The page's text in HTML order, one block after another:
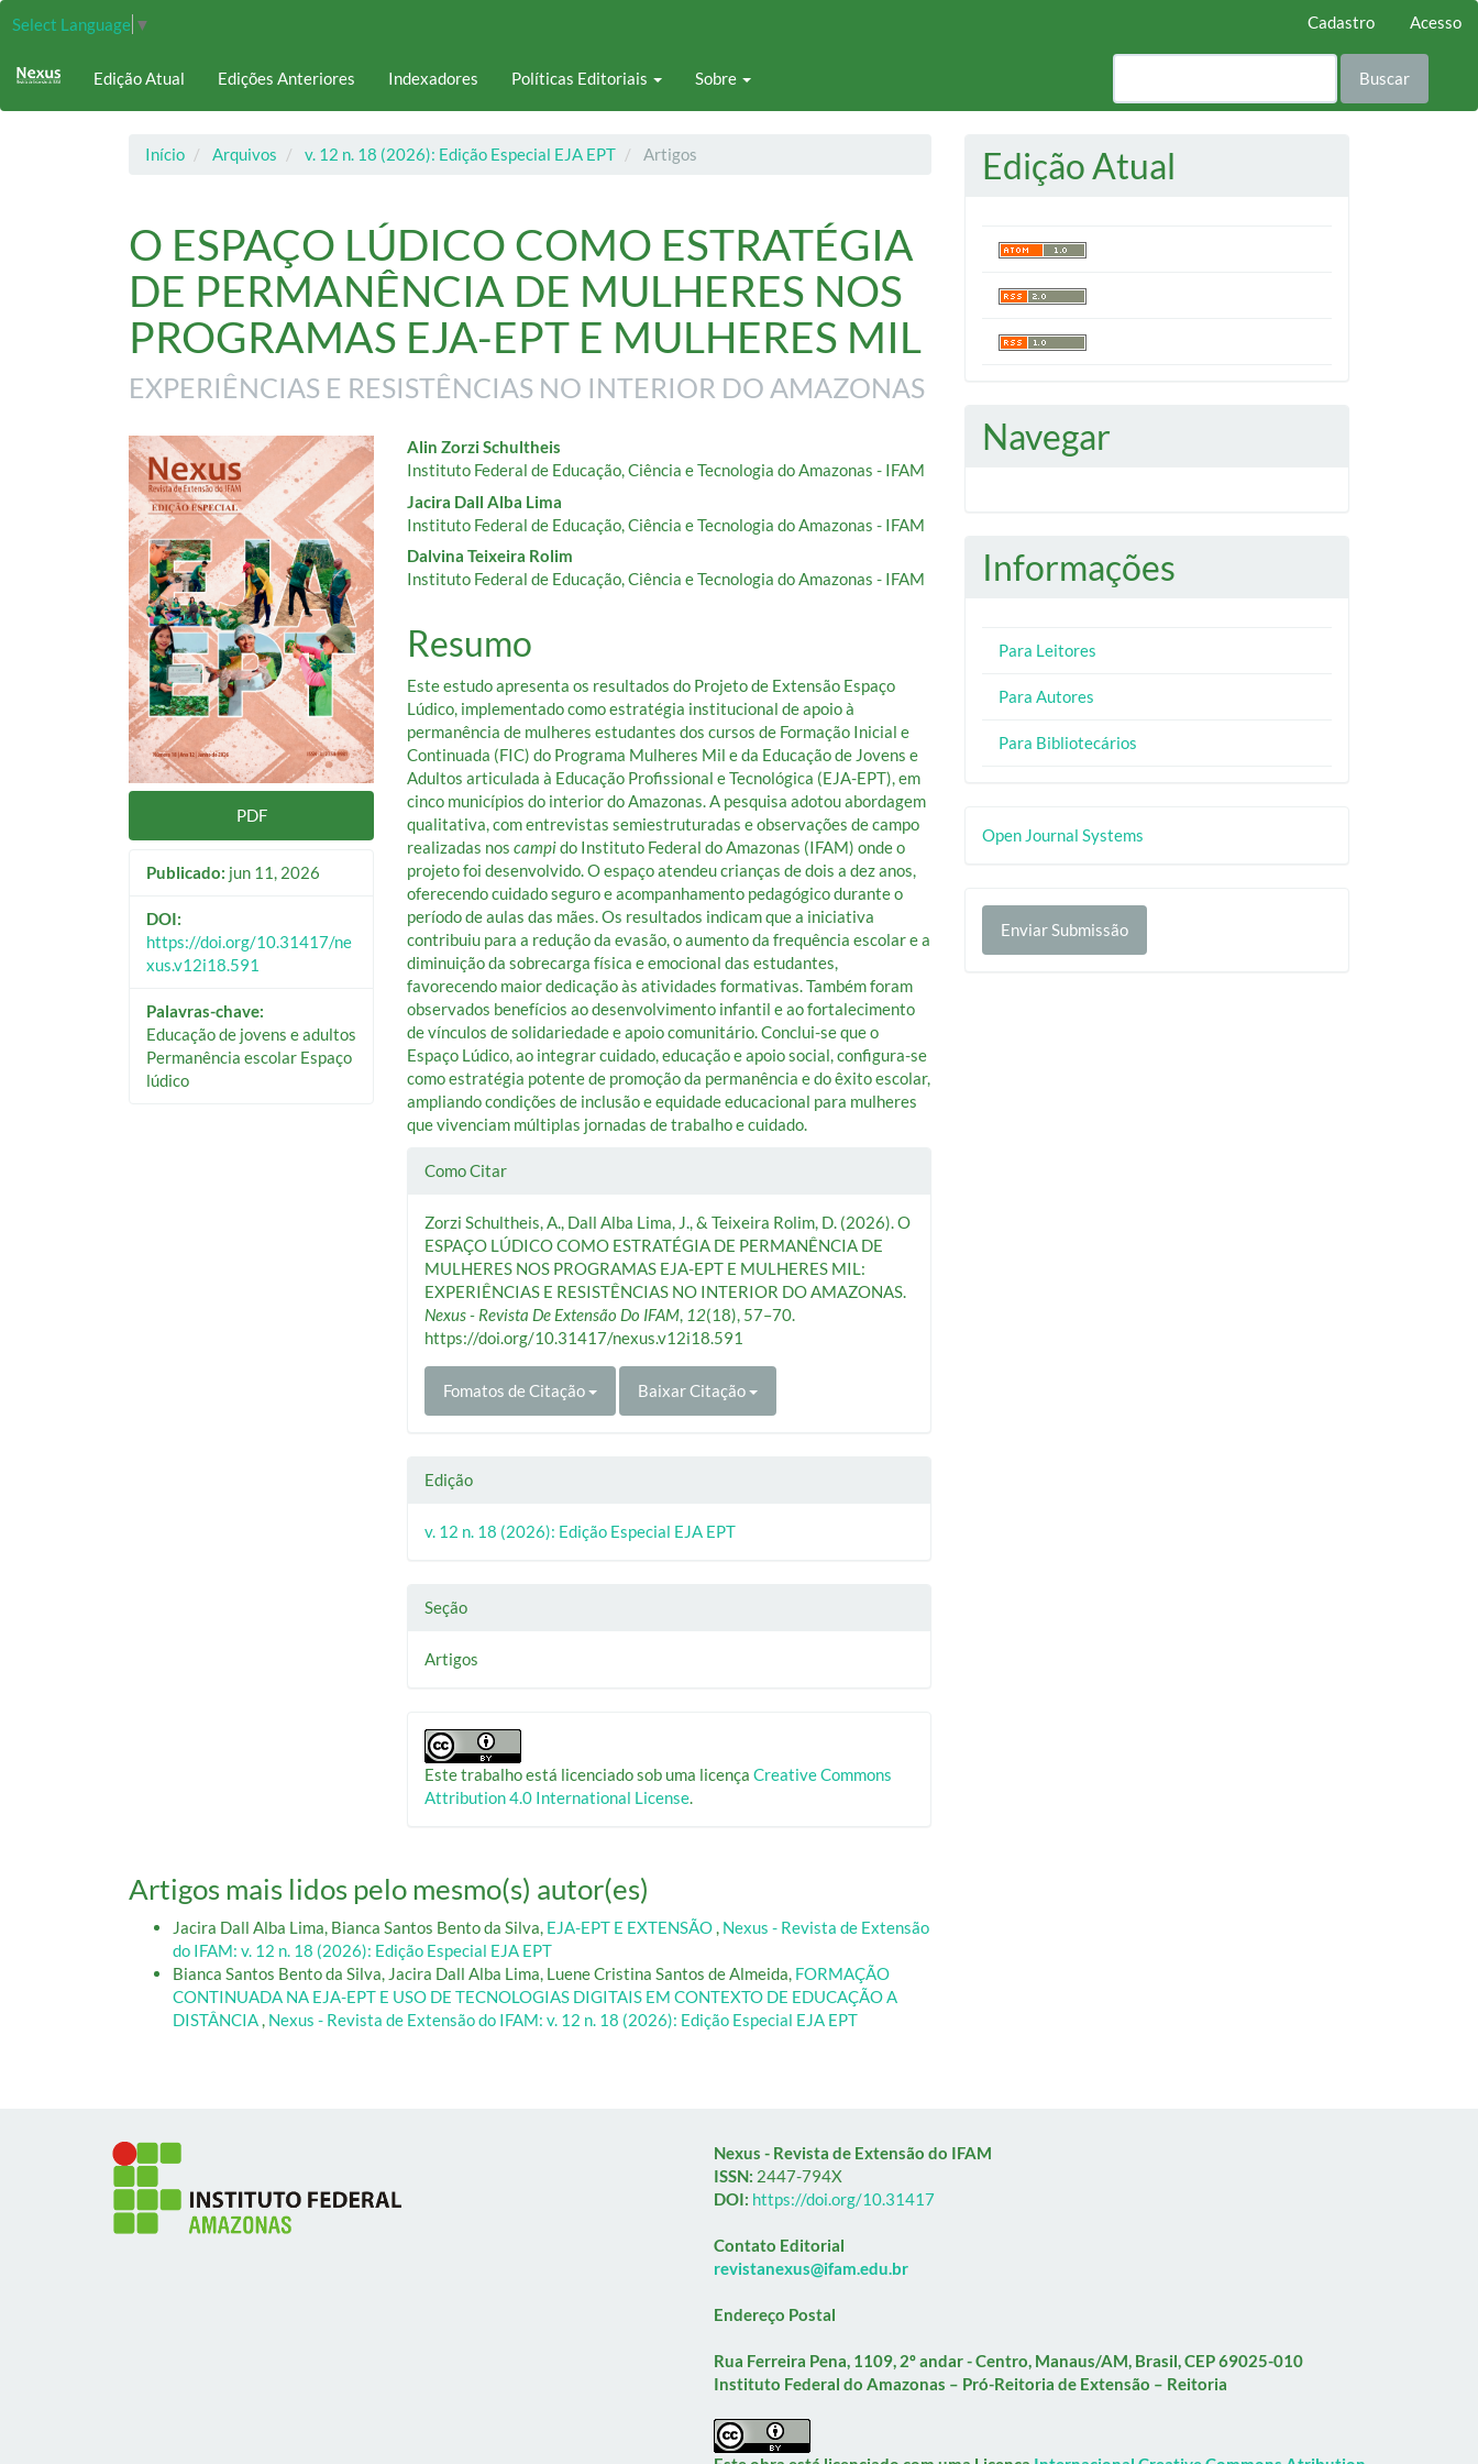
Select Language ▼
Principal
principal
Cadastro Acesso
Edição Atual Edições Anteriores Indexadores Políticas Editoriais Sobre Buscar
Início Arquivos v. 12 n. 18 (2026): Edição Especial EJA EPT Artigos
O ESPAÇO LÚDICO COMO ESTRATÉGIA
DE PERMANÊNCIA DE MULHERES NOS
PROGRAMAS EJA-EPT E MULHERES MIL
EXPERIÊNCIAS E RESISTÊNCIAS NO INTERIOR DO AMAZONAS
Barra
lateral
de
artigos
PDF
Publicado: jun 11, 2026
DOI:
https://doi.org/10.31417/ne
xus.v12i18.591
Palavras-chave:
Educação de jovens e adultos
Permanência escolar Espaço
lúdico
Conteúdo
do
artigo
principal
Alin Zorzi Schultheis
Instituto Federal de Educação, Ciência e Tecnologia do Amazonas - IFAM
Jacira Dall Alba Lima
Instituto Federal de Educação, Ciência e Tecnologia do Amazonas - IFAM
Dalvina Teixeira Rolim
Instituto Federal de Educação, Ciência e Tecnologia do Amazonas - IFAM
Resumo
Este estudo apresenta os resultados do Projeto de Extensão Espaço
Lúdico, implementado como estratégia institucional de apoio à
permanência de mulheres estudantes dos cursos de Formação Inicial e
Continuada (FIC) do Programa Mulheres Mil e da Educação de Jovens e
Adultos articulada à Educação Profissional e Tecnológica (EJA-EPT), em
cinco municípios do interior do Amazonas. A pesquisa adotou abordagem
qualitativa, com entrevistas semiestruturadas e observações de campo
realizadas noscampido Instituto Federal do Amazonas (IFAM) onde o
projeto foi desenvolvido. O espaço atendeu crianças de dois a dez anos,
oferecendo cuidado seguro e acompanhamento pedagógico durante o
período de aulas das mães. Os resultados indicam que a iniciativa
contribuiu para a redução da evasão, o aumento da frequência escolar e a
diminuição da sobrecarga física e emocional das estudantes,
favorecendo maior dedicação às atividades formativas. Também foram
observados benefícios ao desenvolvimento infantil e ao fortalecimento
de vínculos de solidariedade e apoio comunitário. Conclui-se que o
Espaço Lúdico, ao integrar cuidado, educação e apoio social, configura-se
como estratégia potente de promoção da permanência e do êxito escolar,
ampliando condições de inclusão e equidade educacional para mulheres
que vivenciam múltiplas jornadas de trabalho e cuidado.
Detalhes
artigo
Como Citar
Zorzi Schultheis, A., Dall Alba Lima, J., & Teixeira Rolim, D. (2026). O
ESPAÇO LÚDICO COMO ESTRATÉGIA DE PERMANÊNCIA DE
MULHERES NOS PROGRAMAS EJA-EPT E MULHERES MIL:
EXPERIÊNCIAS E RESISTÊNCIAS NO INTERIOR DO AMAZONAS.
Nexus - Revista De Extensão Do IFAM, 12(18), 57–70.
https://doi.org/10.31417/nexus.v12i18.591
Fomatos de Citação Baixar Citação
Edição
v. 12 n. 18 (2026): Edição Especial EJA EPT
Seção
Artigos
Este trabalho está licenciado sob uma licençaCreative Commons
Attribution 4.0 International License.
Artigos mais lidos pelo mesmo(s) autor(es)
Jacira Dall Alba Lima, Bianca Santos Bento da Silva, EJA-EPT E EXTENSÃO, Nexus - Revista de Extensão
do IFAM: v. 12 n. 18 (2026): Edição Especial EJA EPT
Bianca Santos Bento da Silva, Jacira Dall Alba Lima, Luene Cristina Santos de Almeida, FORMAÇÃO
CONTINUADA NA EJA-EPT E USO DE TECNOLOGIAS DIGITAIS EM CONTEXTO DE EDUCAÇÃO A
DISTÂNCIA, Nexus - Revista de Extensão do IFAM: v. 12 n. 18 (2026): Edição Especial EJA EPT
Edição Atual
Navegar
Informações
Para Leitores
Para Autores
Para Bibliotecários
Desenvolvido
Open Journal Systems
Enviar
Submissão
Enviar Submissão
Nexus - Revista de Extensão do IFAM
ISSN: 2447-794X
DOI: https://doi.org/10.31417
Contato Editorial
revistanexus@ifam.edu.br
Endereço Postal
Rua Ferreira Pena, 1109, 2º andar - Centro, Manaus/AM, Brasil, CEP 69025-010
Instituto Federal do Amazonas – Pró-Reitoria de Extensão – Reitoria